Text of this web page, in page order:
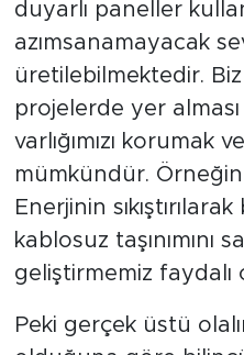
duyarlı paneller
azımsanamayacak
üretilebilmektedir.
projelerde yer
varlığımızı korumak
mümkündür.
Enerjinin
kablosuz taşınımını
geliştirmemiz faydalı
Peki gerçek üstü